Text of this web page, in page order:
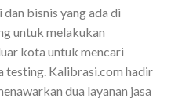
bisnis yang ada di
untuk melakukan
kota untuk mencari
testing. Kalibrasi.com hadir
dua layanan jasa